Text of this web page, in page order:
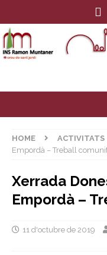
HOME ACTIVITATS
Empordà – Treball
Xerrada
Empordà –
11 d'octubre de 2019